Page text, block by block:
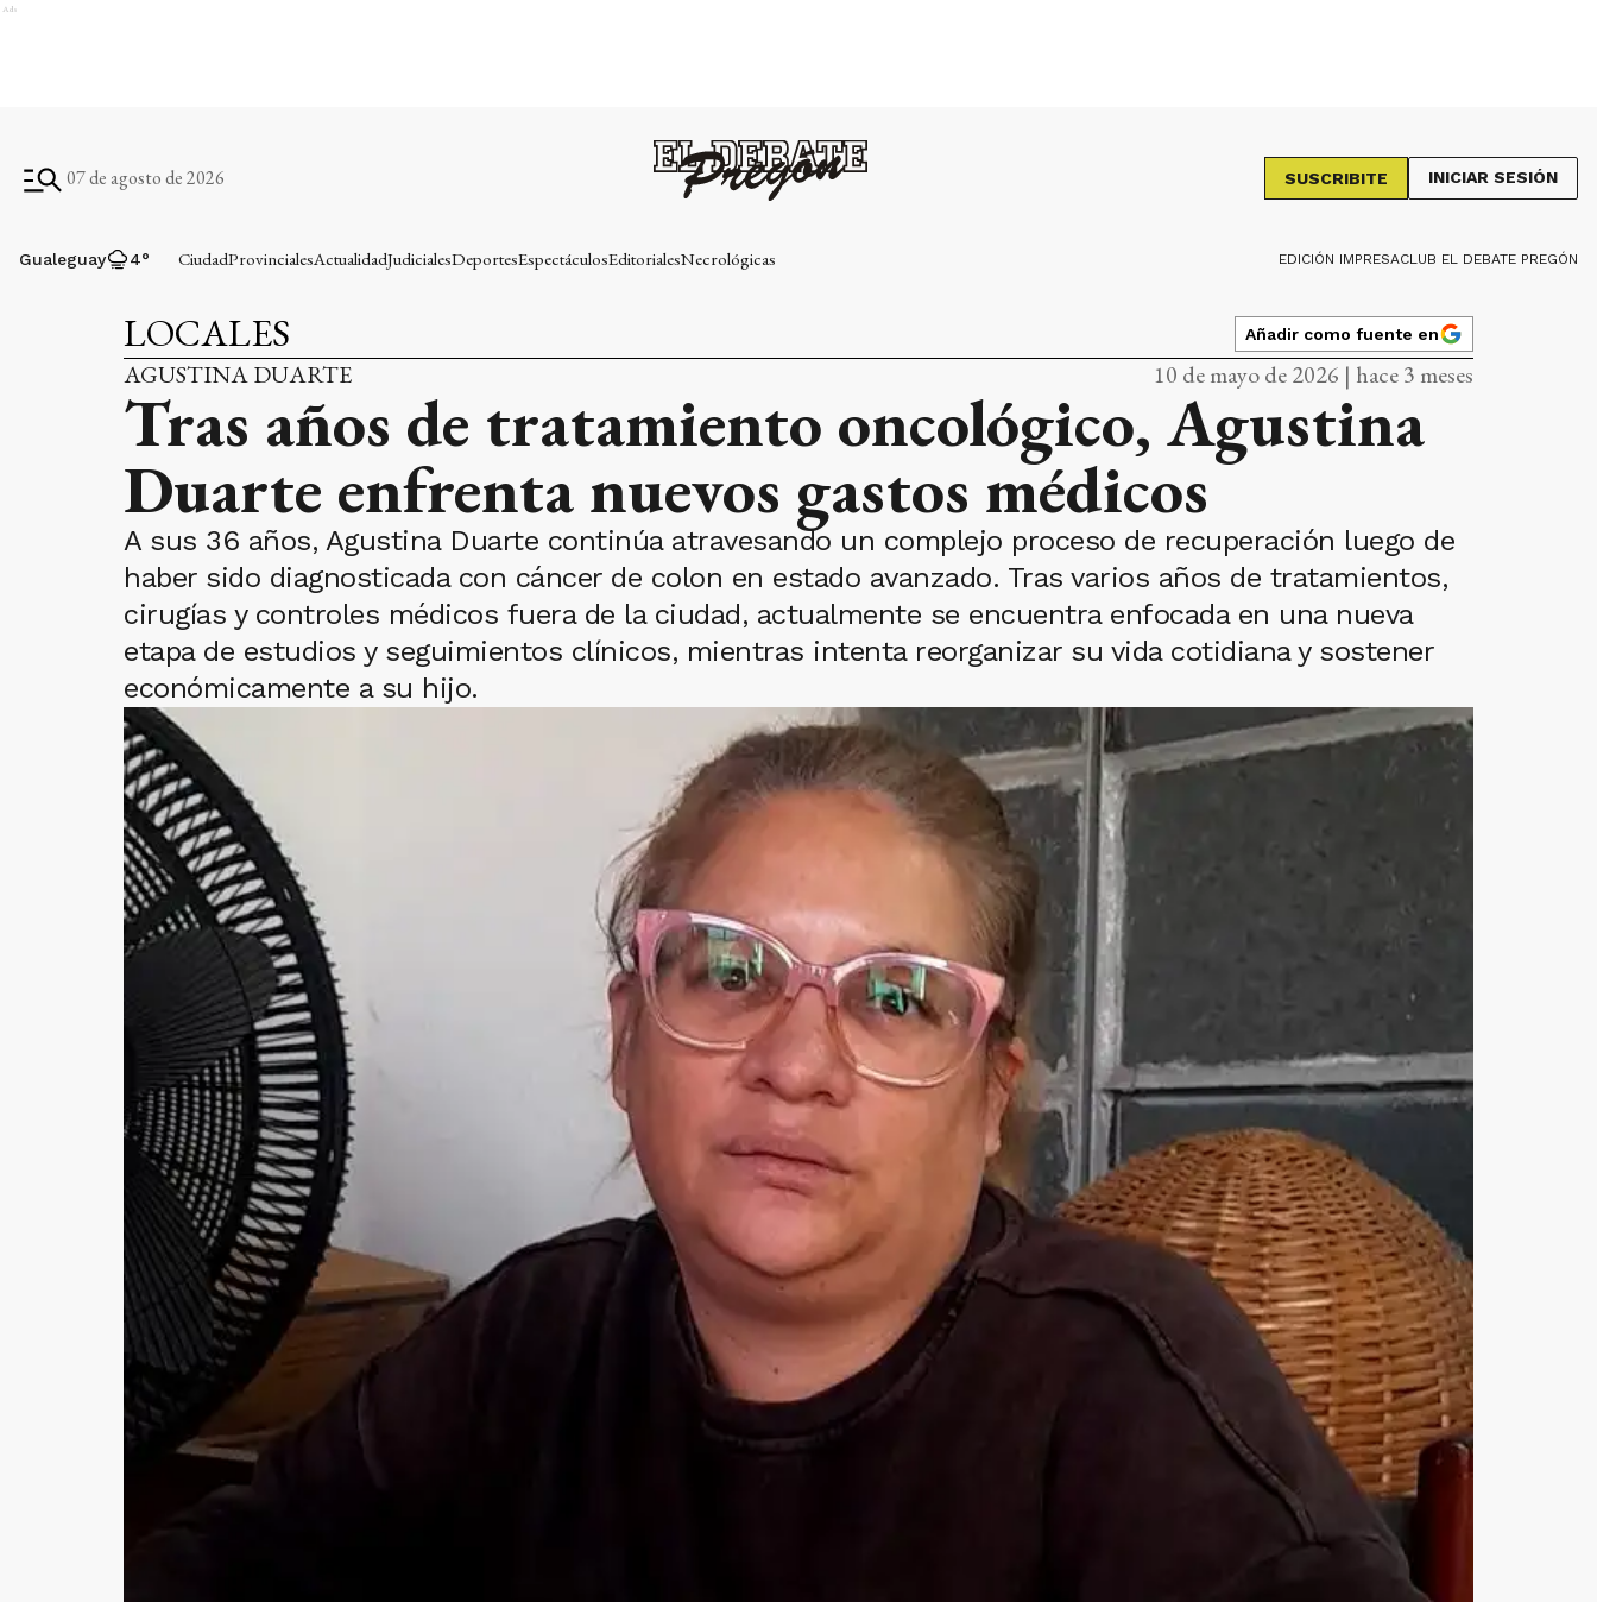
Ads
07 de agosto de 2026 SUSCRIBITE INICIAR SESIÓN
Gualeguay 4° CiudadProvincialesActualidadJudicialesDeportesEspectáculosEditorialesNecrológicas EDICIÓN IMPRESACLUB EL DEBATE PREGÓN
LOCALES Añadir como fuente en
AGUSTINA DUARTE 10 de mayo de 2026 | hace 3 meses
Tras años de tratamiento oncológico, Agustina
Duarte enfrenta nuevos gastos médicos
A sus 36 años, Agustina Duarte continúa atravesando un complejo proceso de recuperación luego de
haber sido diagnosticada con cáncer de colon en estado avanzado. Tras varios años de tratamientos,
cirugías y controles médicos fuera de la ciudad, actualmente se encuentra enfocada en una nueva
etapa de estudios y seguimientos clínicos, mientras intenta reorganizar su vida cotidiana y sostener
económicamente a su hijo.